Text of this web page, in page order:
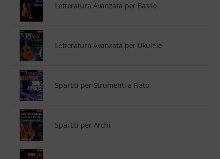
Letteratura Avanzata per Basso
Letteratura Avanzata per Ukulele
Spartiti per Strumenti a Fiato
Spartiti per Archi